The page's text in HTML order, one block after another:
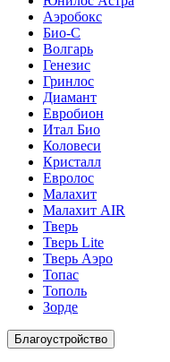
Аэробокс
Био-С
Волгарь
Генезис
Гринлос
Диамант
Евробион
Итал Био
Коловеси
Кристалл
Евролос
Малахит
Малахит AIR
Тверь
Тверь Lite
Тверь Аэро
Топас
Тополь
Зорде
Благоустройство